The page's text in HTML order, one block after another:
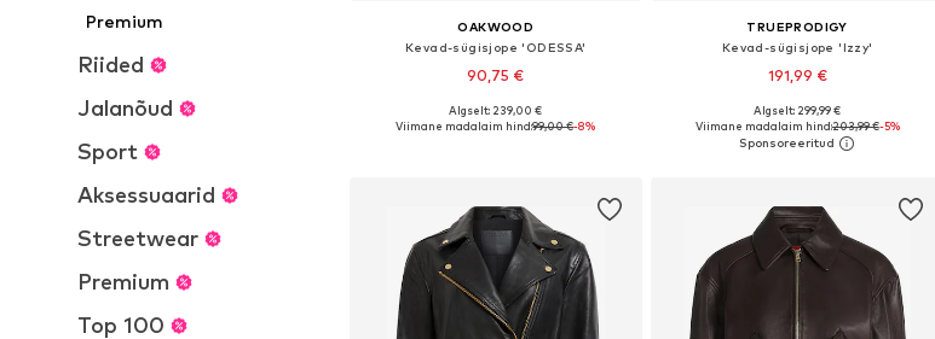
Premium
Riided
Jalanõud
Sport
Aksessuaarid
Streetwear
Premium
Top 100
OAKWOOD
Kevad-sügisjope 'ODESSA'
90,75 €
Saadaolevad suurused: S, M, L
Algselt: 239,00 €
Viimane madalaim hind:99,00 €-8%
TRUEPRODIGY
Kevad-sügisjope 'Izzy'
191,99 €
Saadaolevad suurused: XS, S, M, L, XL
Lisa ostukorvi
Algselt: 299,99 €
Viimane madalaim hind:203,99 €-5%